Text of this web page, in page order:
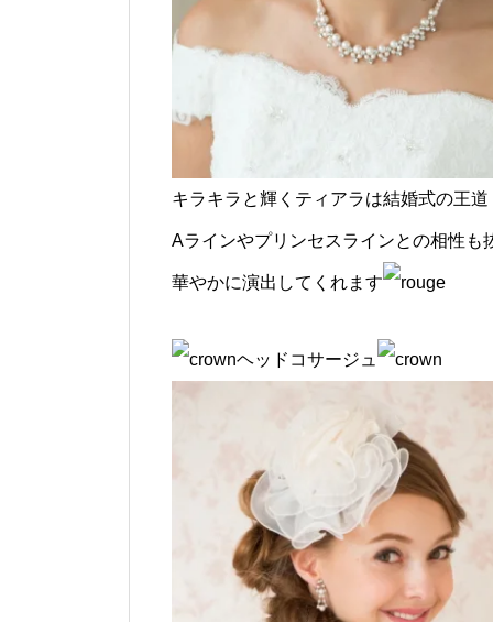
キラキラと輝くティアラは結婚式の王道
Aラインやプリンセスラインとの相性も
華やかに演出してくれます
ヘッドコサージュ